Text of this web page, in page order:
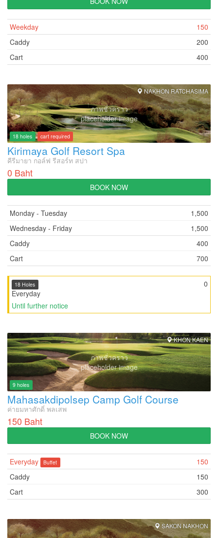
Weekday
150
Caddy
200
Cart
400
ภาพชั่วคราว
placeholder image
NAKHON RATCHASIMA
18 holes cart required
Kirimaya Golf Resort Spa
คีรีมายา กอล์ฟ รีสอร์ท สปา
0 Baht
BOOK NOW
Monday - Tuesday
1,500
Wednesday - Friday
1,500
Caddy
400
Cart
700
0
18 Holes
Everyday
Until further notice
ภาพชั่วคราว
placeholder image
KHON KAEN
9 holes
Mahasakdipolsep Camp Golf Course
ค่ายมหาศักดิ์ พลเสพ
150 Baht
BOOK NOW
Everyday Buffet
150
Caddy
150
Cart
300
SAKON NAKHON